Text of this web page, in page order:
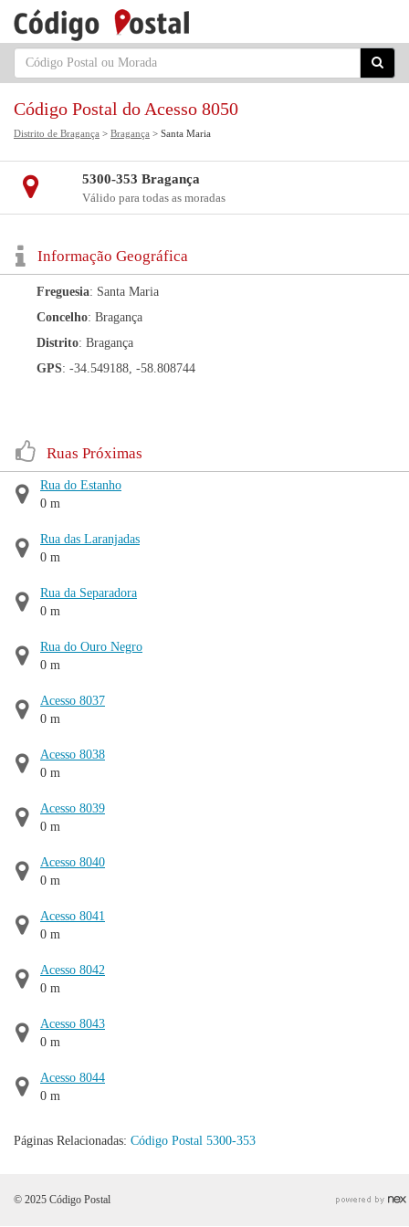
Código Postal do Acesso 8050
Distrito de Bragança > Bragança > Santa Maria
5300-353 Bragança
Válido para todas as moradas
Informação Geográfica
Freguesia: Santa Maria
Concelho: Bragança
Distrito: Bragança
GPS: -34.549188, -58.808744
Ruas Próximas
Rua do Estanho
0 m
Rua das Laranjadas
0 m
Rua da Separadora
0 m
Rua do Ouro Negro
0 m
Acesso 8037
0 m
Acesso 8038
0 m
Acesso 8039
0 m
Acesso 8040
0 m
Acesso 8041
0 m
Acesso 8042
0 m
Acesso 8043
0 m
Acesso 8044
0 m
Páginas Relacionadas: Código Postal 5300-353
© 2025 Código Postal